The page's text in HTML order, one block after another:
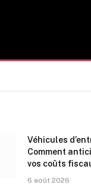
Véhicules
Comment
vos coûts
6 août 2026